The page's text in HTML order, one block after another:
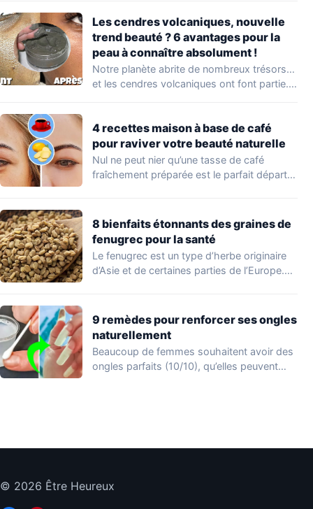
Les cendres volcaniques, nouvelle
trend beauté ? 6 avantages pour la
peau à connaître absolument !
Notre planète abrite de nombreux trésors…
et les cendres volcaniques ont font partie.
4 recettes maison à base de café
pour raviver votre beauté naturelle
Nul ne peut nier qu’une tasse de café
fraîchement préparée est le parfait départ…
8 bienfaits étonnants des graines de
fenugrec pour la santé
Le fenugrec est un type d’herbe originaire
d’Asie et de certaines parties de l’Europe.…
9 remèdes pour renforcer ses ongles
naturellement
Beaucoup de femmes souhaitent avoir des
ongles parfaits (10/10), qu’elles peuvent
© 2026 Être Heureux